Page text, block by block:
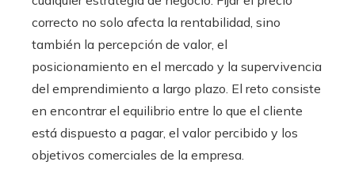
correcto no solo afecta la rentabilidad, sino
también la percepción de valor, el
posicionamiento en el mercado y la supervivencia
del emprendimiento a largo plazo. El reto consiste
en encontrar el equilibrio entre lo que el cliente
está dispuesto a pagar, el valor percibido y los
objetivos comerciales de la empresa.